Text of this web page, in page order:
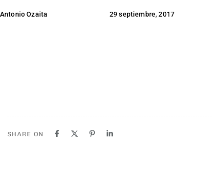
Antonio Ozaita 29 septiembre, 2017
SHARE ON